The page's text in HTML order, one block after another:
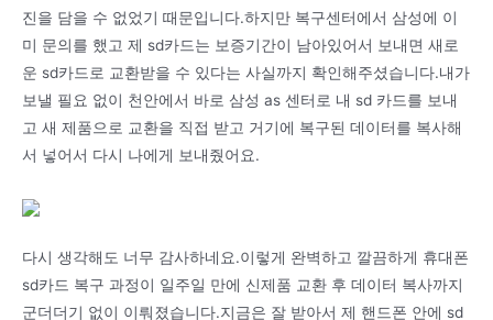
진을 담을 수 없었기 때문입니다.하지만 복구센터에서 삼성에 이
미 문의를 했고 제 sd카드는 보증기간이 남아있어서 보내면 새로
운 sd카드로 교환받을 수 있다는 사실까지 확인해주셨습니다.내가
보낼 필요 없이 천안에서 바로 삼성 as 센터로 내 sd 카드를 보내
고 새 제품으로 교환을 직접 받고 거기에 복구된 데이터를 복사해
서 넣어서 다시 나에게 보내줬어요.
다시 생각해도 너무 감사하네요.이렇게 완벽하고 깔끔하게 휴대폰
sd카드 복구 과정이 일주일 만에 신제품 교환 후 데이터 복사까지
군더더기 없이 이뤄졌습니다.지금은 잘 받아서 제 핸드폰 안에 sd